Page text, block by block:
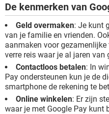
De kenmerken van
Geld overmaken: Je kunt
van je familie en vrienden.
aanmaken voor
verre reis waar je al jaren van
Contactloos betalen: In
Pay ondersteunen kun je de
smartphone de rekening te
Online winkelen: Er zijn
waar je met Google Pay kunt